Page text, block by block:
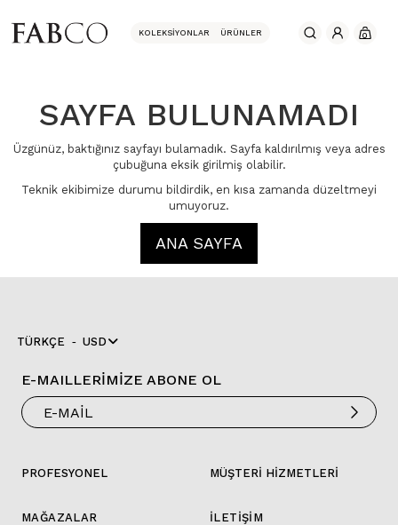
KOLEKSIYONLAR ÜRÜNLER 0
SAYFA BULUNAMADI
Üzgünüz, baktığınız sayfayı bulamadık. Sayfa kaldırılmış veya adres
çubuğuna eksik girilmiş olabilir.
Teknik ekibimize durumu bildirdik, en kısa zamanda düzeltmeyi
umuyoruz.
ANA SAYFA
TÜRKÇE USD
E-MAILLERİMİZE ABONE OL
PROFESYONEL
MAĞAZALAR
MÜŞTERİ HİZMETLERİ
İLETİŞİM